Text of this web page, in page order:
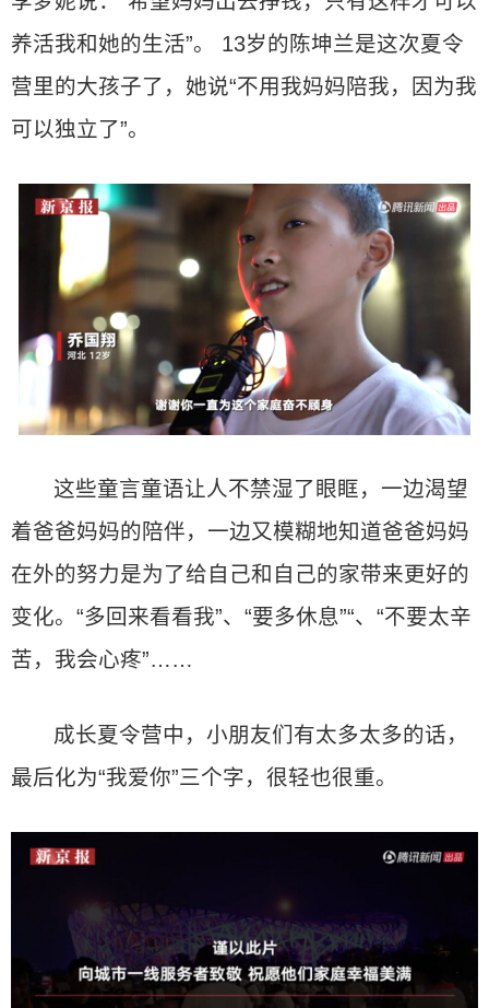
养活我和她的生活”。 13岁的陈坤兰是这次夏令
营里的大孩子了，她说“不用我妈妈陪我，因为我
可以独立了”。
这些童言童语让人不禁湿了眼眶，一边渴望
着爸爸妈妈的陪伴，一边又模糊地知道爸爸妈妈
在外的努力是为了给自己和自己的家带来更好的
变化。“多回来看看我”、“要多休息”“、“不要太辛
苦，我会心疼”……
成长夏令营中，小朋友们有太多太多的话，
最后化为“我爱你”三个字，很轻也很重。